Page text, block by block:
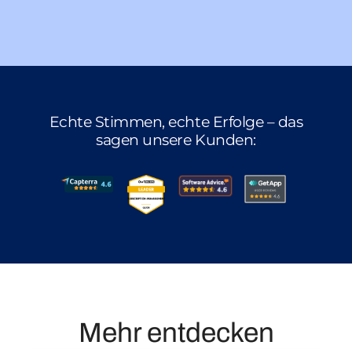
Echte Stimmen, echte Erfolge – das
sagen unsere Kunden:
Mehr entdecken